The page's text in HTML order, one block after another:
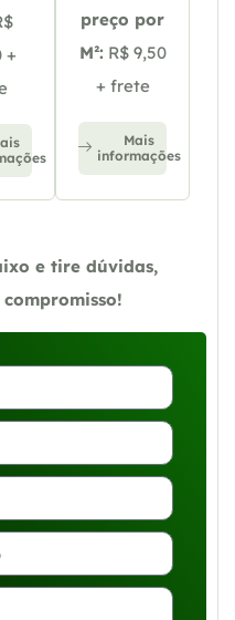
+
preço por
M²: R$ 9,50
+ frete
Mais
informações
e tire dúvidas,